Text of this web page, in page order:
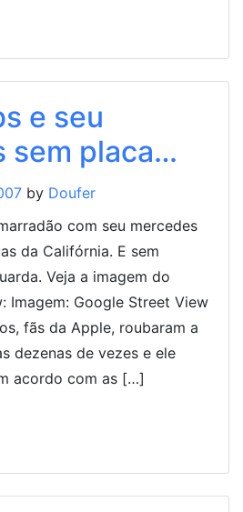
e seu
sem placa…
by Doufer
com seu mercedes
da Califórnia. E sem
Veja a imagem do
Imagem: Google Street View
fãs da Apple, roubaram a
dezenas de vezes e ele
acordo com as […]